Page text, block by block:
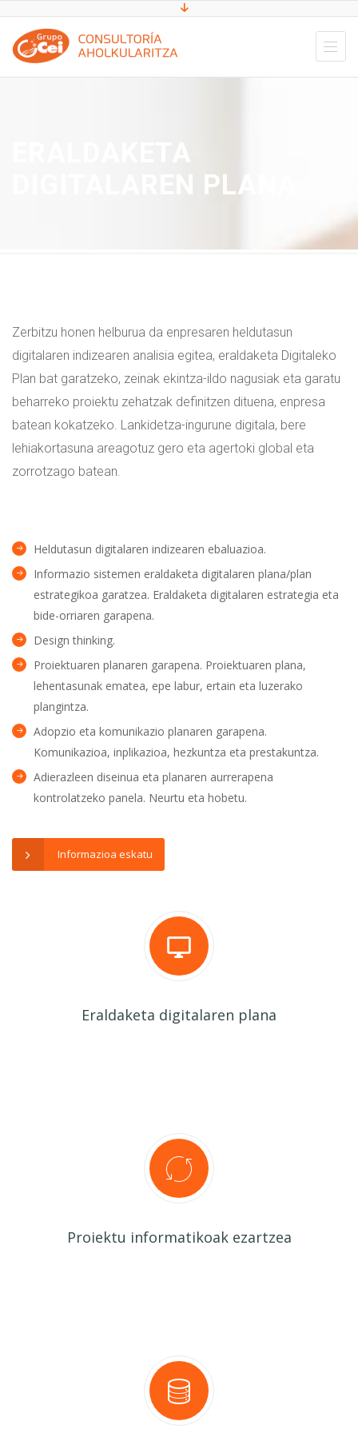
DIGITALAREN PLANA
Zerbitzu honen helburua da enpresaren heldutasun
digitalaren indizearen analisia egitea, eraldaketa Digitaleko
Plan bat garatzeko, zeinak ekintza-ildo nagusiak eta garatu
beharreko proiektu zehatzak definitzen dituena, enpresa
batean kokatzeko. Lankidetza-ingurune digitala, bere
lehiakortasuna areagotuz gero eta agertoki global eta
zorrotzago batean.
Heldutasun digitalaren indizearen ebaluazioa.
Informazio sistemen eraldaketa digitalaren plana/plan
estrategikoa garatzea. Eraldaketa digitalaren estrategia eta
bide-orriaren garapena.
Design thinking.
Proiektuaren planaren garapena. Proiektuaren plana,
lehentasunak ematea, epe labur, ertain eta luzerako
plangintza.
Adopzio eta komunikazio planaren garapena.
Komunikazioa, inplikazioa, hezkuntza eta prestakuntza.
Adierazleen diseinua eta planaren aurrerapena
kontrolatzeko panela. Neurtu eta hobetu.
Informazioa eskatu
Eraldaketa digitalaren plana
Proiektu informatikoak ezartzea